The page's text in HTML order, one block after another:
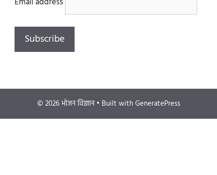
© 2026 भोजन विज्ञान• Built with GeneratePress